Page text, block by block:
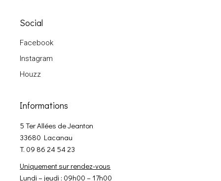
Social
Facebook
Instagram
Houzz
Informations
5 Ter Allées de Jeanton
33680 Lacanau
T. 09 86 24 54 23
Uniquement sur rendez-vous
Lundi – jeudi : 09h00 – 17h00